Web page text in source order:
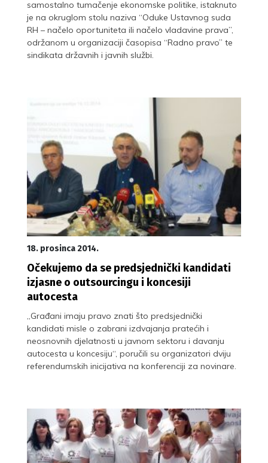
samostalno tumačenje ekonomske politike, istaknuto
je na okruglom stolu naziva “Oduke Ustavnog suda
RH – načelo oportuniteta ili načelo vladavine prava”,
održanom u organizaciji časopisa “Radno pravo” te
sindikata državnih i javnih službi.
18. prosinca 2014.
Očekujemo da se predsjednički kandidati
izjasne o outsourcingu i koncesiji
autocesta
„Građani imaju pravo znati što predsjednički
kandidati misle o zabrani izdvajanja pratećih i
neosnovnih djelatnosti u javnom sektoru i davanju
autocesta u koncesiju“, poručili su organizatori dviju
referendumskih inicijativa na konferenciji za novinare.